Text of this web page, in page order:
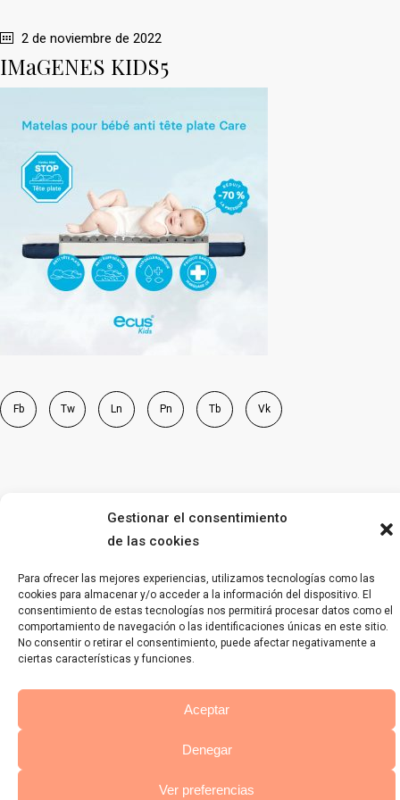
Gestionar el consentimiento
de las cookies
Para ofrecer las mejores experiencias, utilizamos tecnologías como las
cookies para almacenar y/o acceder a la información del dispositivo. El
consentimiento de estas tecnologías nos permitirá procesar datos como el
comportamiento de navegación o las identificaciones únicas en este sitio.
No consentir o retirar el consentimiento, puede afectar negativamente a
ciertas características y funciones.
Aceptar
Denegar
Ver preferencias
2 de noviembre de 2022
IMaGENES KIDS5
Fb Tw Ln Pn Tb Vk